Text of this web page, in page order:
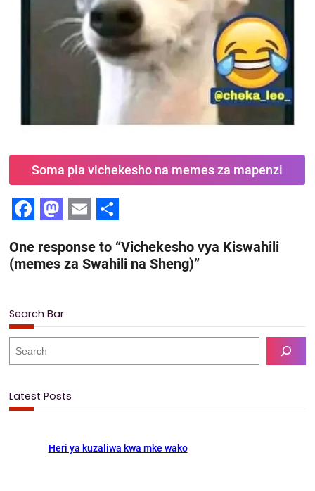
Soma pia vichekesho na memes za mapenzi
a
c
b
o
o
k
a
s
o
d
o
n
m
a
l
h
a
e
One response to “Vichekesho vya Kiswahili
(memes za Swahili na Sheng)”
Search Bar
c
Latest Posts
Heri ya kuzaliwa kwa mke wako